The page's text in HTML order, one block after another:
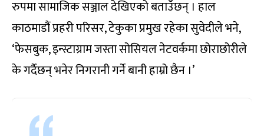
रुपमा सामाजिक सञ्जाल देखिएको बताउँछन् । हाल
काठमाडौं प्रहरी परिसर, टेकुका प्रमुख रहेका सुवेदीले भने,
‘फेसबुक, इन्स्टाग्राम जस्ता सोसियल नेटवर्कमा छोराछोरीले
के गर्दैछन् भनेर निगरानी गर्ने बानी हाम्रो छैन ।’